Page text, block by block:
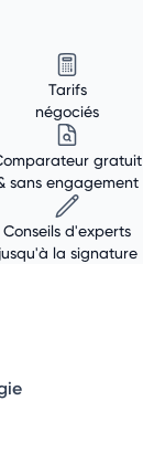
Tarifs
négociés
gratuit
sans engagement
Conseils d'experts
jusqu'à la signature